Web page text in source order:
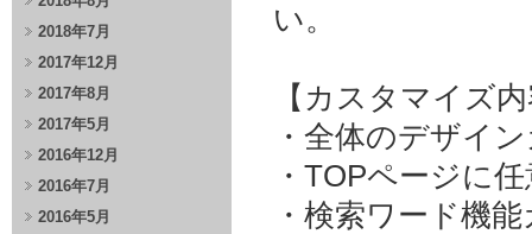
い。
【カスタマイズ
・全体のデザイ
・TOPページに
・検索ワード機
2018年7月
2017年12月
2017年8月
2017年5月
2016年12月
2016年7月
2016年5月